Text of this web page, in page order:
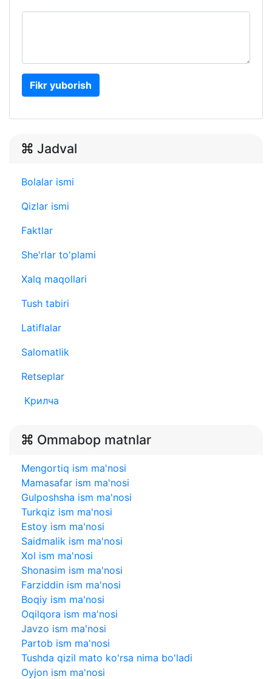
Fikr yuborish
Jadval
Bolalar ismi
Qizlar ismi
Faktlar
She'rlar to'plami
Xalq maqollari
Tush tabiri
Latiflalar
Salomatlik
Retseplar
Крилча
Ommabop matnlar
Mengortiq ism ma'nosi
Mamasafar ism ma'nosi
Gulposhsha ism ma'nosi
Turkqiz ism ma'nosi
Estoy ism ma'nosi
Saidmalik ism ma'nosi
Xol ism ma'nosi
Shonasim ism ma'nosi
Farziddin ism ma'nosi
Boqiy ism ma'nosi
Oqilqora ism ma'nosi
Javzo ism ma'nosi
Partob ism ma'nosi
Tushda qizil mato ko'rsa nima bo'ladi
Oyjon ism ma'nosi